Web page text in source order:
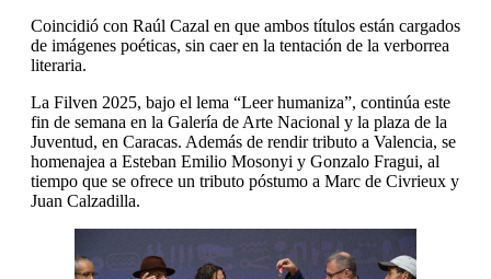
Coincidió con Raúl Cazal en que ambos títulos están cargados
de imágenes poéticas, sin caer en la tentación de la verborrea
literaria.
La Filven 2025, bajo el lema “Leer humaniza”, continúa este
fin de semana en la Galería de Arte Nacional y la plaza de la
Juventud, en Caracas. Además de rendir tributo a Valencia, se
homenajea a Esteban Emilio Mosonyi y Gonzalo Fragui, al
tiempo que se ofrece un tributo póstumo a Marc de Civrieux y
Juan Calzadilla.